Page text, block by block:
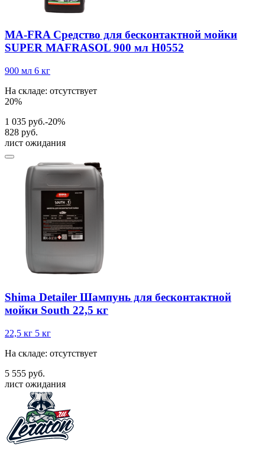
MA-FRA Средство для бесконтактной мойки
SUPER MAFRASOL 900 мл H0552
900 мл 6 кг
На складе: отсутствует
20%
1 035 руб.-20%
828 руб.
лист ожидания
Shima Detailer Шампунь для бесконтактной
мойки South 22,5 кг
22,5 кг 5 кг
На складе: отсутствует
5 555 руб.
лист ожидания